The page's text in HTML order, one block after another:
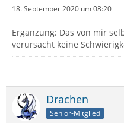
18. September 2020 um 08:20
Ergänzung: Das von mir
verursacht keine
Drachen
Senior-Mitglied